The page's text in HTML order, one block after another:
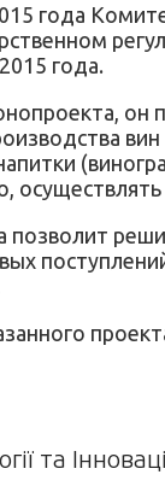
года
года.
он
вин
позволит
та